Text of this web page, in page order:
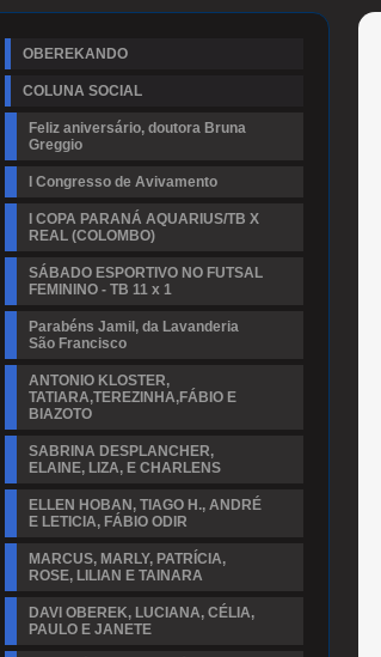
OBEREKANDO
COLUNA SOCIAL
Feliz aniversário, doutora Bruna
Greggio
I Congresso de Avivamento
I COPA PARANÁ AQUARIUS/TB X
REAL (COLOMBO)
SÁBADO ESPORTIVO NO FUTSAL
FEMININO - TB 11 x 1
Parabéns Jamil, da Lavanderia
São Francisco
ANTONIO KLOSTER,
TATIARA,TEREZINHA,FÁBIO E
BIAZOTO
SABRINA DESPLANCHER,
ELAINE, LIZA, E CHARLENS
ELLEN HOBAN, TIAGO H., ANDRÉ
E LETICIA, FÁBIO ODIR
MARCUS, MARLY, PATRÍCIA,
ROSE, LILIAN E TAINARA
DAVI OBEREK, LUCIANA, CÉLIA,
PAULO E JANETE